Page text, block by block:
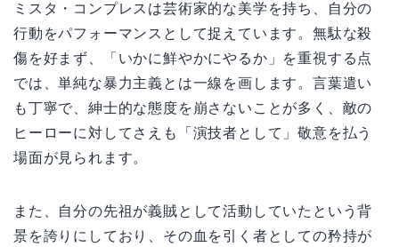
ミスタ・コンプレスは芸術家的な美学を持ち、自分の
行動をパフォーマンスとして捉えています。無駄な殺
傷を好まず、「いかに鮮やかにやるか」を重視する点
では、単純な暴力主義とは一線を画します。言葉遣い
も丁寧で、紳士的な態度を崩さないことが多く、敵の
ヒーローに対してさえも「演技者として」敬意を払う
場面が見られます。
また、自分の先祖が義賊として活動していたという背
景を誇りにしており、その血を引く者としての矜持が